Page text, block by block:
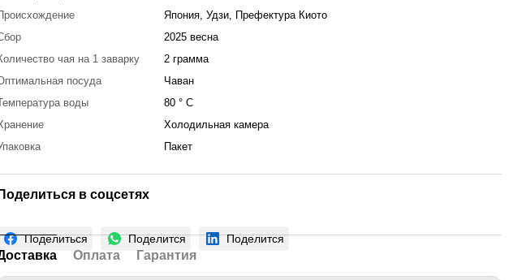
Япония, Удзи, Префектура Киото
2025 весна
чая на 1 заварку
2 грамма
посуда
Чаван
воды
80 ° С
Холодильная камера
Пакет
Поделиться в соцсетях
Поделиться Поделится Поделится
Оплата Гарантия